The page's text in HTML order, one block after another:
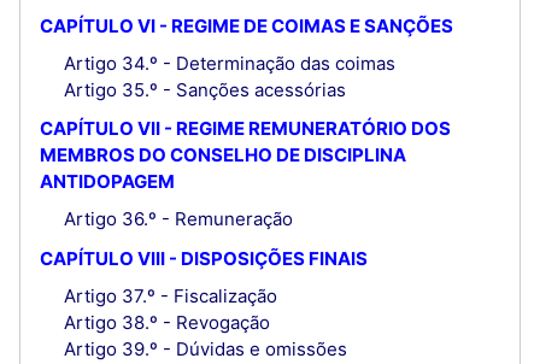
CAPÍTULO VI - REGIME DE COIMAS E SANÇÕES
Artigo 34.º - Determinação das coimas
Artigo 35.º - Sanções acessórias
CAPÍTULO VII - REGIME REMUNERATÓRIO DOS
MEMBROS DO CONSELHO DE DISCIPLINA
ANTIDOPAGEM
Artigo 36.º - Remuneração
CAPÍTULO VIII - DISPOSIÇÕES FINAIS
Artigo 37.º - Fiscalização
Artigo 38.º - Revogação
Artigo 39.º - Dúvidas e omissões